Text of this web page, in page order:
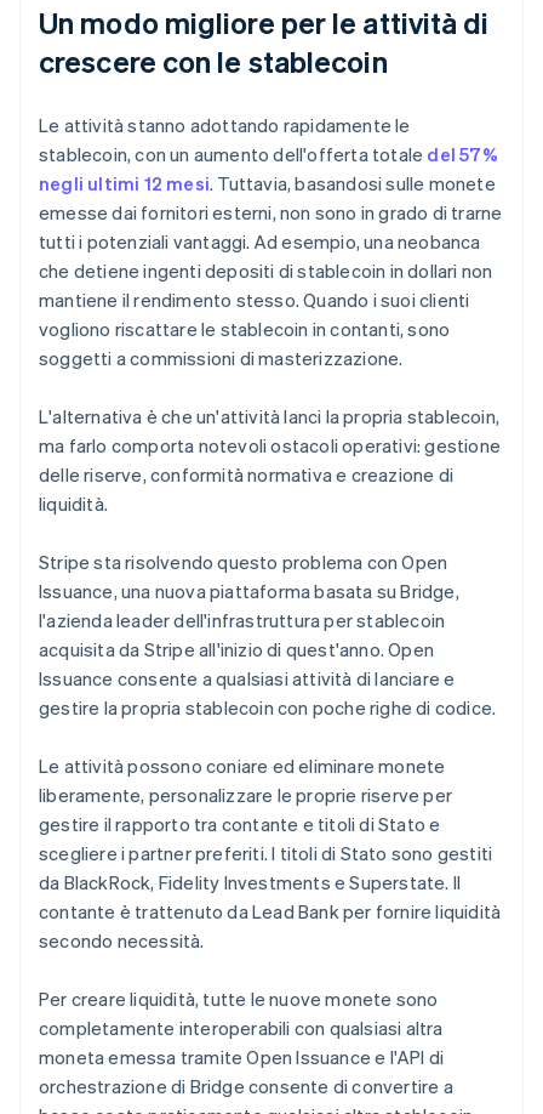
Un modo migliore per le attività di
crescere con le stablecoin
Le attività stanno adottando rapidamente le
stablecoin, con un aumento dell'offerta totale del 57%
negli ultimi 12 mesi. Tuttavia, basandosi sulle monete
emesse dai fornitori esterni, non sono in grado di trarne
tutti i potenziali vantaggi. Ad esempio, una neobanca
che detiene ingenti depositi di stablecoin in dollari non
mantiene il rendimento stesso. Quando i suoi clienti
vogliono riscattare le stablecoin in contanti, sono
soggetti a commissioni di masterizzazione.
L'alternativa è che un'attività lanci la propria stablecoin,
ma farlo comporta notevoli ostacoli operativi: gestione
delle riserve, conformità normativa e creazione di
liquidità.
Stripe sta risolvendo questo problema con Open
Issuance, una nuova piattaforma basata su Bridge,
l'azienda leader dell'infrastruttura per stablecoin
acquisita da Stripe all'inizio di quest'anno. Open
Issuance consente a qualsiasi attività di lanciare e
gestire la propria stablecoin con poche righe di codice.
Le attività possono coniare ed eliminare monete
liberamente, personalizzare le proprie riserve per
gestire il rapporto tra contante e titoli di Stato e
scegliere i partner preferiti. I titoli di Stato sono gestiti
da BlackRock, Fidelity Investments e Superstate. Il
contante è trattenuto da Lead Bank per fornire liquidità
secondo necessità.
Per creare liquidità, tutte le nuove monete sono
completamente interoperabili con qualsiasi altra
moneta emessa tramite Open Issuance e l'API di
orchestrazione di Bridge consente di convertire a